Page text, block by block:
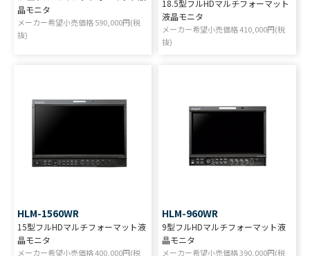
晶モニタ
メーカー希望小売価格590,000円(税
抜)
18.5型フルHDマルチフォーマット
液晶モニタ
メーカー希望小売価格410,000円(税
抜)
HLM-1560WR
15型フルHDマルチフォーマット液
晶モニタ
メーカー希望小売価格400,000円(税
HLM-960WR
9型フルHDマルチフォーマット液
晶モニタ
メーカー希望小売価格390,000円(税